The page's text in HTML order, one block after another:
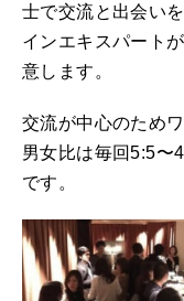
士で交流と出会い
インエキスパート
意します。
交流が中心のため
男女比は毎回5:5〜
です。